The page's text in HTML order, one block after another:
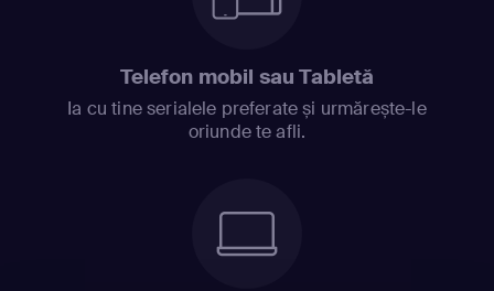
Telefon mobil sau Tabletă
Ia cu tine serialele preferate și urmărește-le
oriunde te afli.